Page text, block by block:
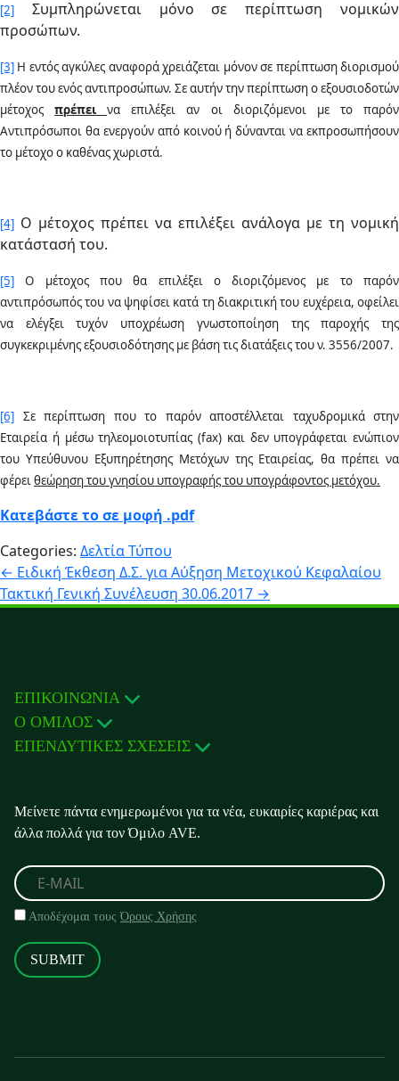
[2]
Συμπληρώνεται μόνο σε περίπτωση νομικών
προσώπων.
[3] Η εντός αγκύλες αναφορά χρειάζεται μόνον σε περίπτωση διορισμού
πλέον του ενός αντιπροσώπων. Σε αυτήν την περίπτωση ο εξουσιοδοτών
μέτοχοςπρέπεινα επιλέξει αν οι διοριζόμενοι με το παρόν
Αντιπρόσωποι θα ενεργούν από κοινού ή δύνανται να εκπροσωπήσουν
το μέτοχο ο καθένας χωριστά.
[4] Ο μέτοχος πρέπει να επιλέξει ανάλογα με τη νομική
κατάστασή του.
[5] Ο μέτοχος που θα επιλέξει ο διοριζόμενος με το παρόν
αντιπρόσωπός του να ψηφίσει κατά τη διακριτική του ευχέρεια, οφείλει
να ελέγξει τυχόν υποχρέωση γνωστοποίηση της παροχής της
συγκεκριμένης εξουσιοδότησης με βάση τις διατάξεις του ν. 3556/2007.
[6] Σε περίπτωση που το παρόν αποστέλλεται ταχυδρομικά στην
Εταιρεία ή μέσω τηλεομοιοτυπίας (fax) και δεν υπογράφεται ενώπιον
του Υπεύθυνου Εξυπηρέτησης Μετόχων της Εταιρείας, θα πρέπει να
φέρειθεώρηση του γνησίου υπογραφής του υπογράφοντος μετόχου.
Κατεβάστε το σε μοφή .pdf
Categories: Δελτία Τύπου
Πλοήγηση
άρθρων
← Ειδική Έκθεση Δ.Σ. για Αύξηση Μετοχικού Κεφαλαίου
Τακτική Γενική Συνέλευση 30.06.2017 →
ΕΠΙΚΟΙΝΩΝΙΑ
Ο ΟΜΙΛΟΣ
ΕΠΕΝΔΥΤΙΚΕΣ ΣΧΕΣΕΙΣ
Μείνετε πάντα ενημερωμένοι για τα νέα, ευκαιρίες καριέρας και
άλλα πολλά για τον Όμιλο AVE.
Αποδέχομαι τουςΌρους Χρήσης
SUBMIT